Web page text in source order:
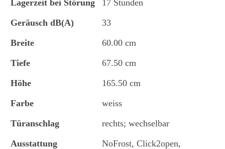
Lagerzeit bei Störung
17 Stunden
Geräusch dB(A)
33
Breite
60.00 cm
Tiefe
67.50 cm
Höhe
165.50 cm
Farbe
weiss
Türanschlag
rechts; wechselbar
Ausstattung
NoFrost, Click2open,